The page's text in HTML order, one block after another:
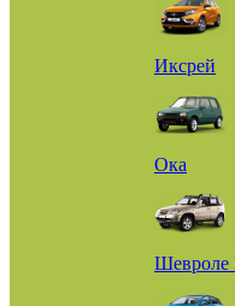
Иксрей
Ока
Шевроле